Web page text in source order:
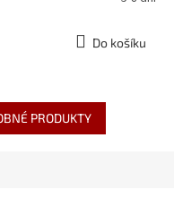
Do košíku
PRODUKTY